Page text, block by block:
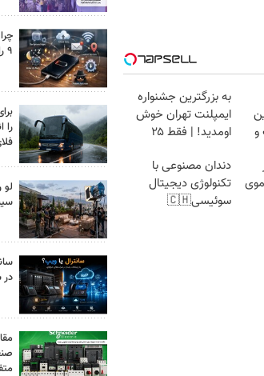
و
به بزرگترین جشنواره
ایمپلنت تهران خوش
اومدید! | فقط ۲۵
دندان مصنوعی با
تکنولوژی دیجیتال
سوئیسی🇨🇭
۹ راهکار واقعی
را